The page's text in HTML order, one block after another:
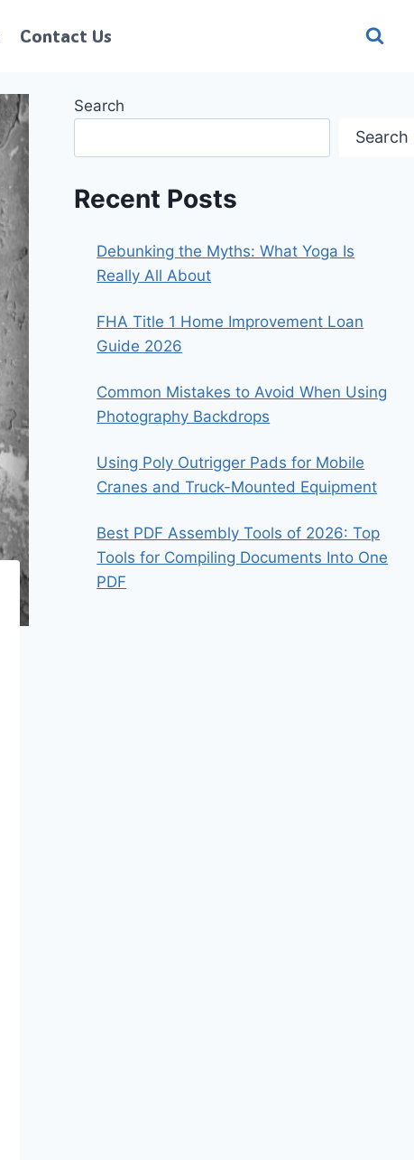
Contact Us
Search
Search
Recent Posts
Debunking the Myths: What Yoga Is
Really All About
FHA Title 1 Home Improvement Loan
Guide 2026
Common Mistakes to Avoid When Using
Photography Backdrops
Using Poly Outrigger Pads for Mobile
Cranes and Truck-Mounted Equipment
Best PDF Assembly Tools of 2026: Top
Tools for Compiling Documents Into One
PDF